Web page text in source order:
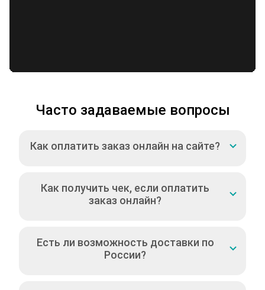
Часто задаваемые вопросы
Как оплатить заказ онлайн на сайте?
Как получить чек, если оплатить
заказ онлайн?
Есть ли возможность доставки по
России?